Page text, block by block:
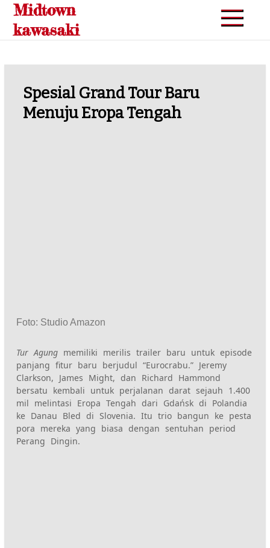
Skip
content
Midtown
kawasaki
Spesial Grand Tour Baru
Menuju Eropa Tengah
Foto: Studio Amazon
Tur Agung memiliki merilis trailer baru untuk episode
panjang fitur baru berjudul “Eurocrabu.” Jeremy
Clarkson, James Might, dan Richard Hammond
bersatu kembali untuk perjalanan darat sejauh 1.400
mil melintasi Eropa Tengah dari Gdańsk di Polandia
ke Danau Bled di Slovenia. Itu trio bangun ke pesta
pora mereka yang biasa dengan sentuhan period
Perang Dingin.